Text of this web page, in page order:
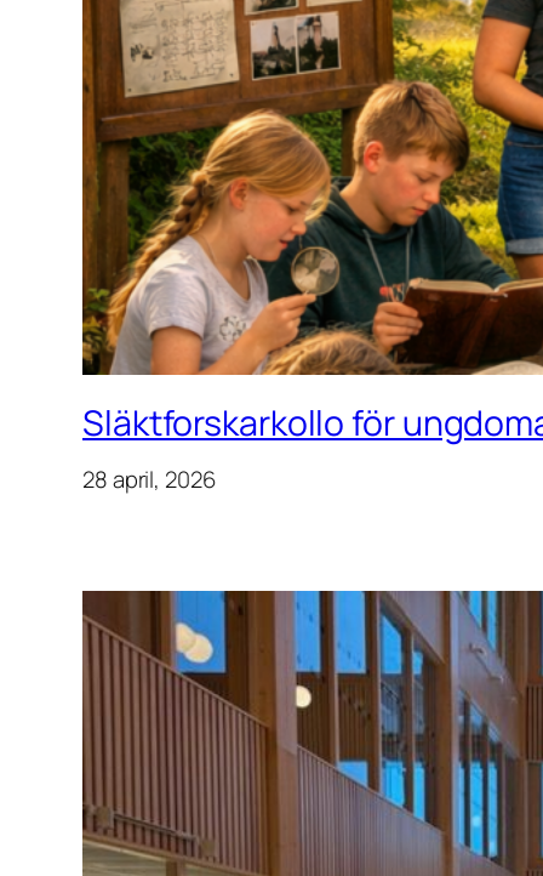
Släktforskarkollo för
28 april, 2026